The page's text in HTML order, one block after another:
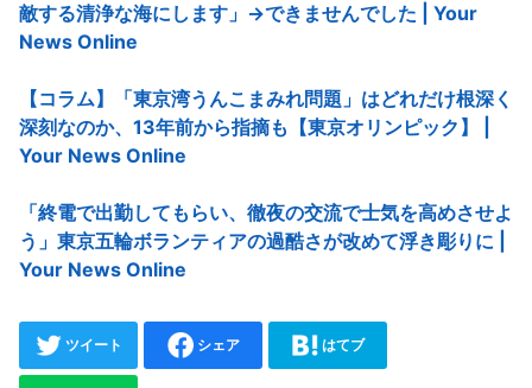
敵する清浄な海にします」→できませんでした | Your
News Online
【コラム】「東京湾うんこまみれ問題」はどれだけ根深く
深刻なのか、13年前から指摘も【東京オリンピック】 |
Your News Online
「終電で出勤してもらい、徹夜の交流で士気を高めさせよ
う」東京五輪ボランティアの過酷さが改めて浮き彫りに |
Your News Online
ツイート シェア はてブ